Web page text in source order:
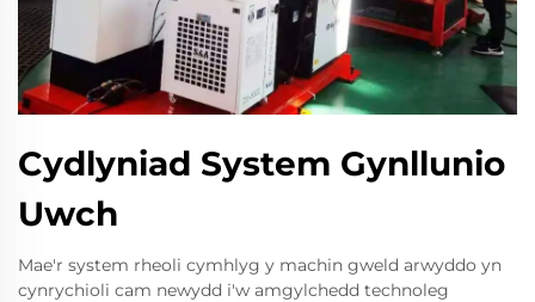
Cydlyniad System Gynllunio
Uwch
Mae'r system rheoli cymhlyg y machin gweld arwyddo yn
cynrychioli cam newydd i'w amgylchedd technoleg